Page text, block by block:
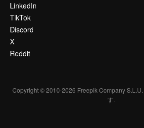
LinkedIn
TikTok
Discord
X
Reddit
Copyright © 2010-2026 Freepik Company S.L.U.
す.